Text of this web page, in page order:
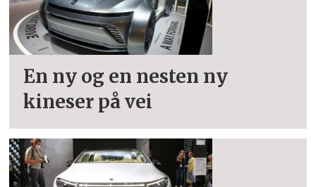
En ny og en nesten ny
kineser på vei